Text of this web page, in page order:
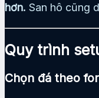
hơn. San hô cũng
Quy trình
Chọn đá theo